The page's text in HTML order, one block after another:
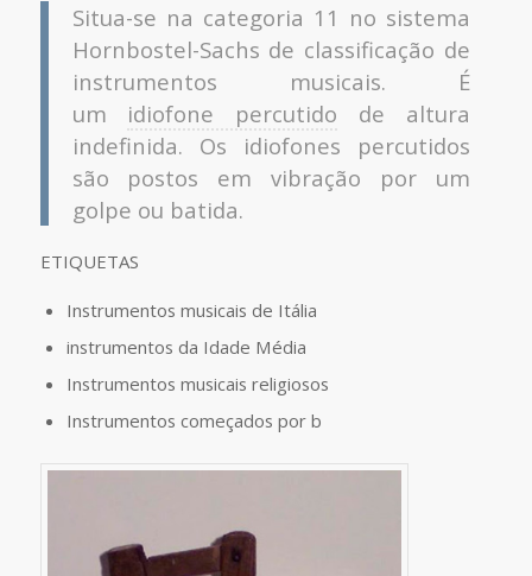
Situa-se na categoria 11 no sistema
Hornbostel-Sachs de classificação de
instrumentos musicais. É
um idiofone percutido de altura
indefinida. Os idiofones percutidos
são postos em vibração por um
golpe ou batida.
ETIQUETAS
Instrumentos musicais de Itália
instrumentos da Idade Média
Instrumentos musicais religiosos
Instrumentos começados por b